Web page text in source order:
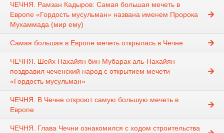
ЧЕЧНЯ. Рамзан Кадыров: Самая большая мечеть в
Европе «Гордость мусульман» названа именем Пророка
Мухаммада (мир ему)
Самая большая в Европе мечеть открылась в Чечне
ЧЕЧНЯ. Шейх Нахайян бин Мубарак аль-Нахайян
поздравил чеченский народ с открытием мечети
«Гордость мусульман»
ЧЕЧНЯ. В Чечне откроют самую большую мечеть в
Европе
ЧЕЧНЯ. Глава Чечни ознакомился с ходом строительства